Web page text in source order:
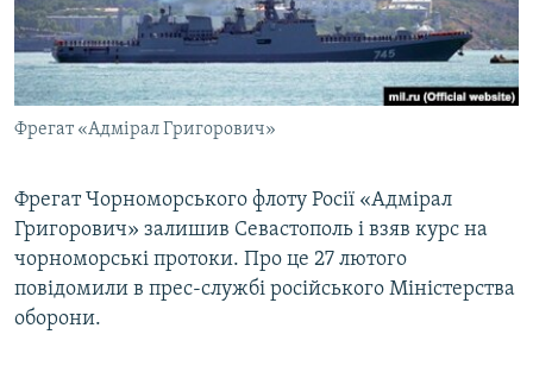
ВІДЕОУРОКИ «ELIFBE»
СВІДЧЕННЯ ОКУПАЦІЇ
УКРАЇНСЬКА ПРОБЛЕМА КРИМУ
ІНФОГРАФІКА
Русский
Qırımtatar
ДОЛУЧАЙСЯ!
Усі сайти RFE/RL
Фрегат «Адмірал Григорович»
Фрегат Чорноморського флоту Росії «Адмірал
Григорович» залишив Севастополь і взяв курс на
чорноморські протоки. Про це 27 лютого
повідомили в прес-службі російського Міністерства
оборони.